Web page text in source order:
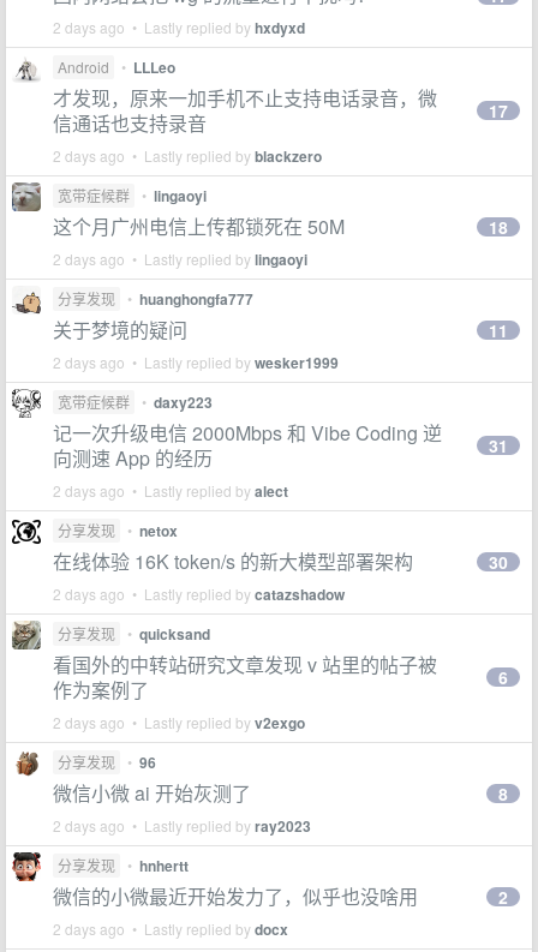
2 days ago • Lastly replied byhxdyxd
Android • LLLeo
才发现，原来一加手机不止支持电话录音，微
信通话也支持录音
2 days ago • Lastly replied byblackzero
17
宽带症候群 • lingaoyi
这个月广州电信上传都锁死在 50M
2 days ago • Lastly replied bylingaoyi
18
分享发现 • huanghongfa777
关于梦境的疑问
2 days ago • Lastly replied bywesker1999
11
宽带症候群 • daxy223
记一次升级电信 2000Mbps 和 Vibe Coding 逆
向测速 App 的经历
2 days ago • Lastly replied byalect
31
分享发现 • netox
在线体验 16K token/s 的新大模型部署架构
2 days ago • Lastly replied bycatazshadow
30
分享发现 • quicksand
看国外的中转站研究文章发现 v 站里的帖子被
作为案例了
2 days ago • Lastly replied byv2exgo
6
分享发现 • 96
微信小微 ai 开始灰测了
2 days ago • Lastly replied byray2023
8
分享发现 • hnhertt
微信的小微最近开始发力了，似乎也没啥用
2 days ago • Lastly replied bydocx
2